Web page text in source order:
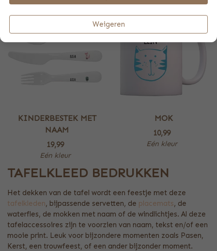
KINDERBESTEK MET
NAAM
19,99
Eén kleur
MOK
10,99
Eén kleur
TAFELKLEED BEDRUKKEN
Het dekken van de tafel wordt een feestje met deze
tafelkleden, bijpassende servetten, de placemats, de
waterfles, de mokken met naam of de windlichtjes. Al deze
tafelaccessoires zijn te voorzien van naam, tekst en/of een
mooie print. Leuk voor bijzondere momenten zoals Pasen,
Kerst, een trouwfeest, of een ander bijzonder moment.
Weigeren